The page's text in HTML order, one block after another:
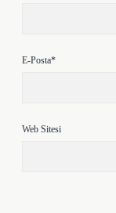
E-Posta*
Web Sitesi